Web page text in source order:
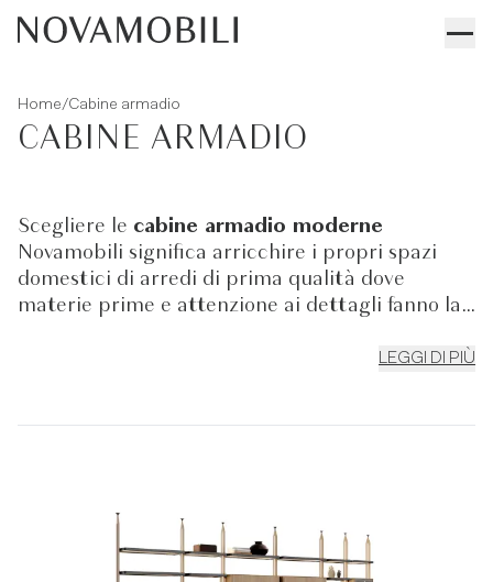
Home/Cabine armadio
CABINE ARMADIO
Scegliere le cabine armadio moderne
Novamobili significa arricchire i propri spazi
domestici di arredi di prima qualità dove
materie prime e attenzione ai dettagli fanno la
di ogni progetto produttivo: cassettiere sospesi,
razionale i tuoi spazi, attraverso colori, linee e
forme che portano la tua camera da letto in una
dimensione più contemporanea. Scopri le
LEGGI DI PIÙ